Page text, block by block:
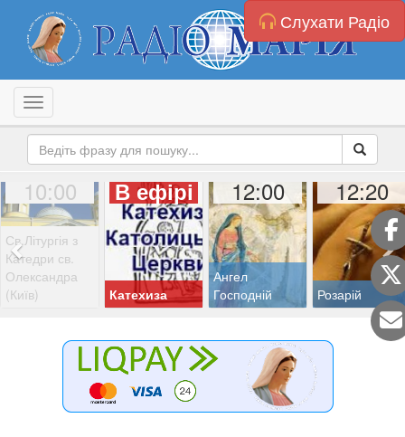
Слухати Радіо
Toggle navigation
10:00
Св.Літургія з
Катедри св.
Олександра
(Київ)
В ефірі
Катехиза
12:00
Ангел
Господній
12:20
Розарій